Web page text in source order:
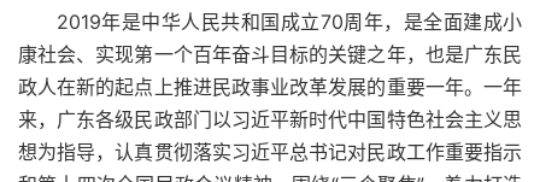
2019年是中华人民共和国成立70周年，是全面建成小
康社会、实现第一个百年奋斗目标的关键之年，也是广东民
政人在新的起点上推进民政事业改革发展的重要一年。一年
来，广东各级民政部门以习近平新时代中国特色社会主义思
想为指导，认真贯彻落实习近平总书记对民政工作重要指示